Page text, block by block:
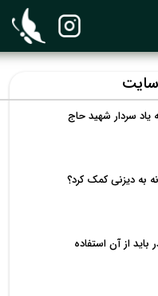
سردار شهید حاج
به دیزنی کمک کرد؟
از آن استفاده